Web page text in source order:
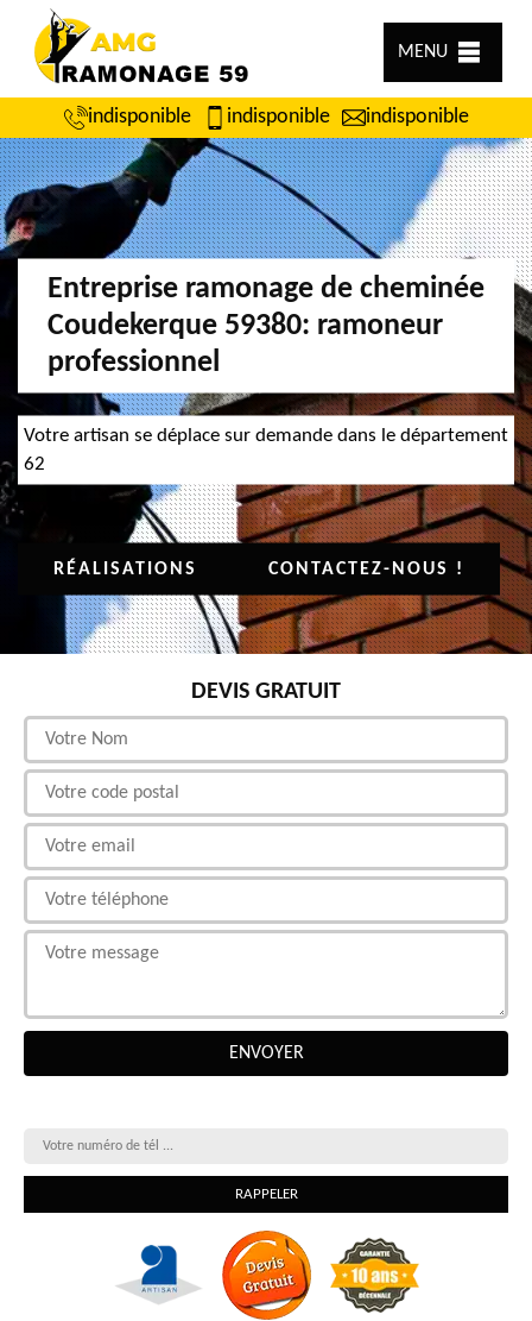
MENU
indisponible indisponible indisponible
Entreprise ramonage de cheminée
Coudekerque 59380: ramoneur
professionnel
Votre artisan se déplace sur demande dans le département
62
RÉALISATIONS CONTACTEZ-NOUS !
DEVIS GRATUIT